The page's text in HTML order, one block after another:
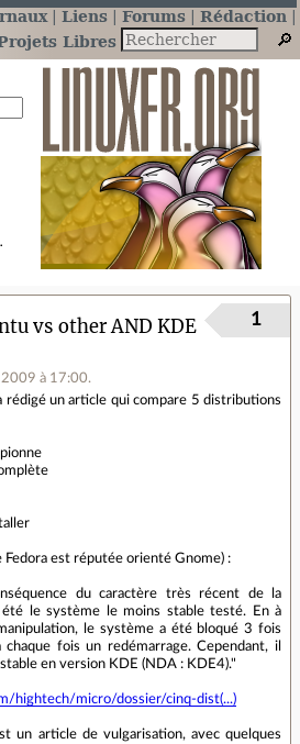
Liens Forums
Rédaction
Libres
vs other AND KDE
2009 à 17:00.
1
rédigé un article qui compare 5 distributions
Fedora est réputée orienté Gnome) :
du caractère très récent de la
été le système le moins stable testé. En à
le système a été bloqué 3 fois
fois un redémarrage. Cependant, il
en version KDE (NDA : KDE4)."
hightech/micro/dossier/cinq-dist(...)
un article de vulgarisation, avec quelques